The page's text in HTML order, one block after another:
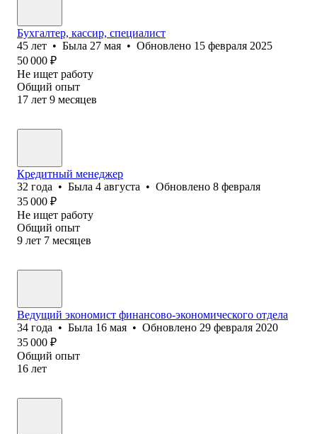
Бухгалтер, кассир, специалист
45 лет • Была 27 мая • Обновлено 15 февраля 2025
50 000 ₽
Не ищет работу
Общий опыт
17 лет 9 месяцев
Кредитный менеджер
32 года • Была 4 августа • Обновлено 8 февраля
35 000 ₽
Не ищет работу
Общий опыт
9 лет 7 месяцев
Ведущий экономист финансово-экономического отдела
34 года • Была 16 мая • Обновлено 29 февраля 2020
35 000 ₽
Общий опыт
16 лет